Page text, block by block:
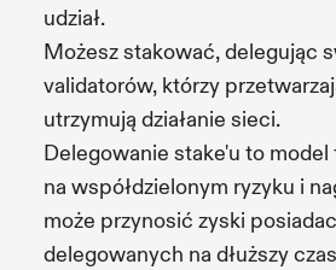
udział.
Możesz stakować, delegując
validatorów, którzy
utrzymują działanie sieci.
Delegowanie stake'u to
na współdzielonym ryzyku i
może przynosić zyski
delegowanych na dłuższy